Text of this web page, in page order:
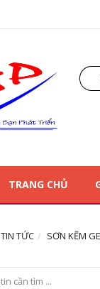
TRANG CHỦ
TIN TỨC SƠN KẼM